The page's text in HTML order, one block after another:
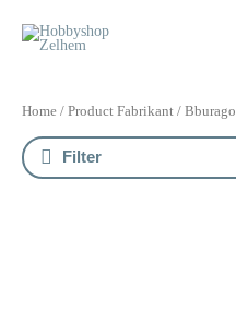
naar
Home / Product Fabrikant / Bburago
Filter